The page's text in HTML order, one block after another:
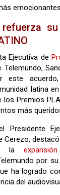
refuerza
Ejecutiva de
Telemundo,
este
latina
los Premios
más
Presidente
Cerezo,
la expansión
por
ha logrado
del